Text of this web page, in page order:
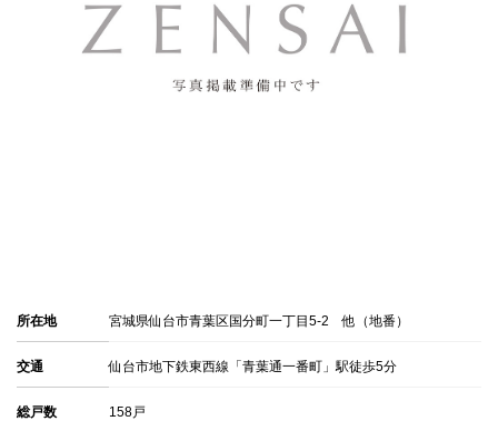
所在地 宮城県仙台市青葉区国分町一丁目5-2 他（地番）
交通 仙台市地下鉄東西線「青葉通一番町」駅徒歩5分
総戸数 158戸